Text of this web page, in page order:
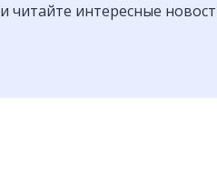
читайте интересные